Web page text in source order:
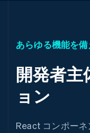
あらゆる機能を
開発者主
ョン
React コンポー